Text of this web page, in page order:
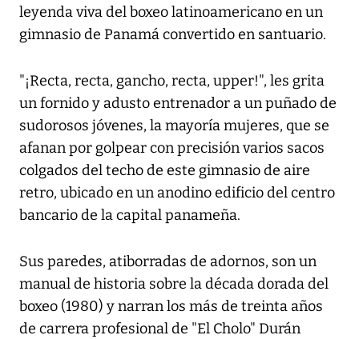
leyenda viva del boxeo latinoamericano en un
gimnasio de Panamá convertido en santuario.
"¡Recta, recta, gancho, recta, upper!", les grita
un fornido y adusto entrenador a un puñado de
sudorosos jóvenes, la mayoría mujeres, que se
afanan por golpear con precisión varios sacos
colgados del techo de este gimnasio de aire
retro, ubicado en un anodino edificio del centro
bancario de la capital panameña.
Sus paredes, atiborradas de adornos, son un
manual de historia sobre la década dorada del
boxeo (1980) y narran los más de treinta años
de carrera profesional de "El Cholo" Durán